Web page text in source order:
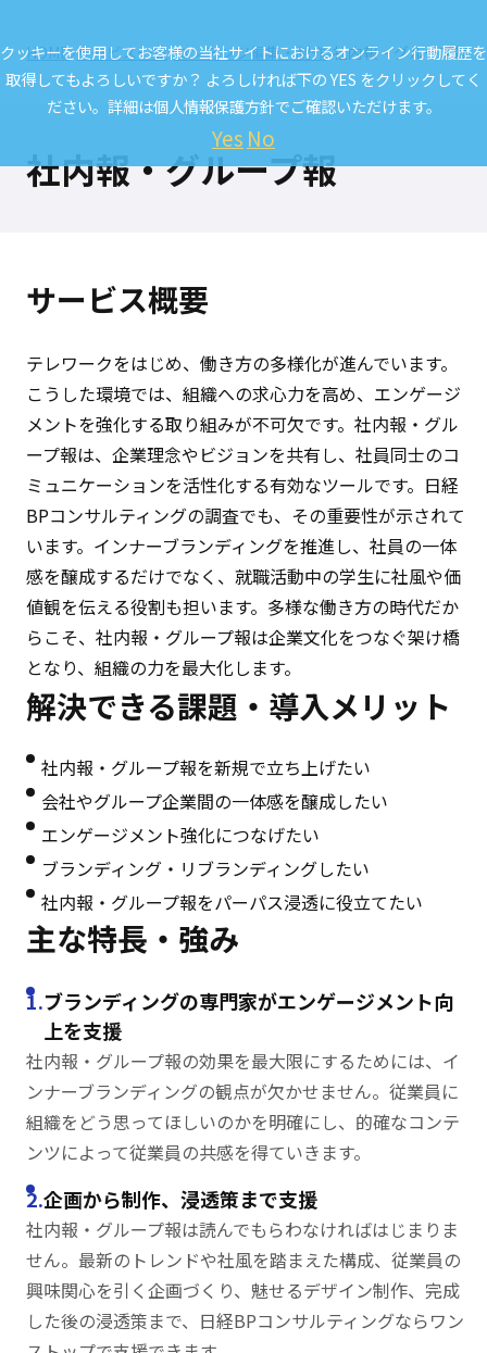
HOME サービス一覧 コンテンツ編集・制作 社内報・グループ報
社内報・グループ報
サービス概要
テレワークをはじめ、働き方の多様化が進んでいます。
こうした環境では、組織への求心力を高め、エンゲージ
メントを強化する取り組みが不可欠です。社内報・グル
ープ報は、企業理念やビジョンを共有し、社員同士のコ
ミュニケーションを活性化する有効なツールです。 日経
BPコンサルティングの調査でも、その重要性が示されて
います。インナーブランディングを推進し、社員の一体
感を醸成するだけでなく、就職活動中の学生に社風や価
値観を伝える役割も担います。多様な働き方の時代だか
らこそ、社内報・グループ報は企業文化をつなぐ架け橋
となり、組織の力を最大化します。
解決できる課題・ 導入メリット
社内報・グループ報を新規で立ち上げたい
会社やグループ企業間の一体感を醸成したい
エンゲージメント強化につなげたい
ブランディング・リブランディングしたい
社内報・グループ報をパーパス浸透に役立てたい
主な特長・強み
ブランディングの専門家がエンゲージメント向
上を支援
社内報・グループ報の効果を最大限にするためには、イ
ンナーブランディングの観点が欠かせません。 従業員に
組織をどう思ってほしいのかを明確にし、的確なコンテ
ンツによって従業員の共感を得ていきます。
企画から制作、浸透策まで支援
社内報・グループ報は読んでもらわなければはじまりま
せん。最新のトレンドや社風を踏まえた構成、従業員の
興味関心を引く企画づくり、魅せるデザイン制作、完成
した後の浸透策まで、日経BPコンサルティングならワン
クッキーを使用してお客様の当社サイトにおけるオンライン行動履歴を
取得してもよろしいですか？ よろしければ下の YES をクリックしてく
ださい。詳細は個人情報保護方針でご確認いただけます。
Yes No